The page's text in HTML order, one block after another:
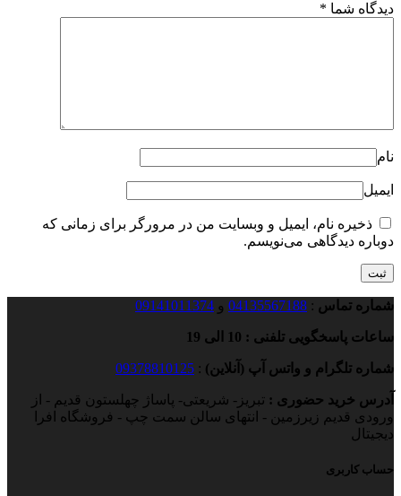
دیدگاه شما *
نام
ایمیل
ذخیره نام، ایمیل و وبسایت من در مرورگر برای زمانی که
دوباره دیدگاهی می‌نویسم.
شماره تماس :
04135567188 و 09141011374
ساعات پاسخگویی تلفنی : 10 الی 19
شماره تلگرام و واتس آپ (آنلاین) :
09378810125
آدرس خرید حضوری : تبریز- شریعتی- پاساژ چهلستون قدیم - از
ورودی قدیم زیرزمین - انتهای سالن سمت چپ - فروشگاه افرا
دیجیتال
حساب کاربری